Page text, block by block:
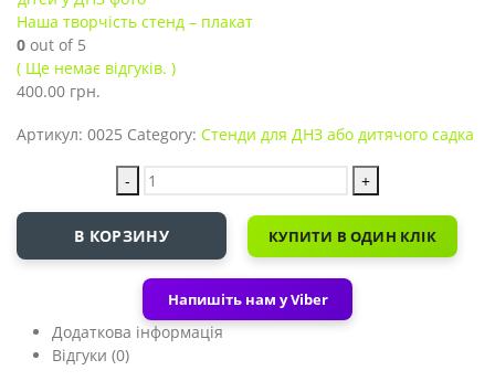
Наша творчість стенд – плакат
0 out of 5
( Ще немає відгуків. )
400.00 грн.
Артикул: 0025 Category: Стенди для ДНЗ або дитячого садка
- +
В КОРЗИНУ КУПИТИ В ОДИН КЛІК
Напишіть нам у Viber
Додаткова інформація
Відгуки (0)